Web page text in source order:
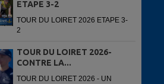
ETAPE 3-2
TOUR DU LOIRET 2026 ETAPE 3-
2
TOUR DU LOIRET 2026-
CONTRE LA...
TOUR DU LOIRET 2026 - UN